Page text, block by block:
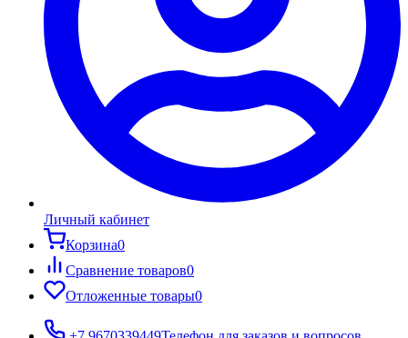
Личный кабинет
Корзина0
Сравнение товаров0
Отложенные товары0